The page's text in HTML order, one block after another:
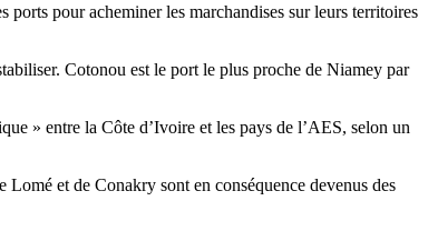
ports pour acheminer les marchandises sur leurs territoires
Cotonou est le port le plus proche de Niamey par
» entre la Côte d’Ivoire et les pays de l’AES, selon un
et de Conakry sont en conséquence devenus des